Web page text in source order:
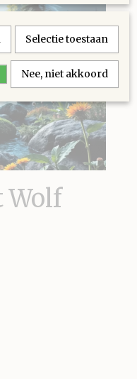
Wolf
Selectie toestaan
Nee, niet akkoord